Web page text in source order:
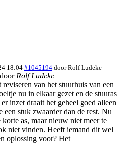
18:04 #1045194 doorRolf Ludeke
Rolf Ludeke
van het stuurhuis van een
nu in elkaar gezet en de stuuras
inzet draait het geheel goed alleen
stuk zwaarder dan de rest. Nu
as, maar nieuw niet meer te
niet vinden. Heeft iemand dit wel
oplossing voor? Het